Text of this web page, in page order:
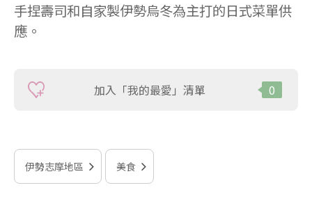
手捏壽司和自家製伊勢烏冬為主打的日式菜單供
應。
加入「我的最愛」清單 0
伊勢志摩地區 美食